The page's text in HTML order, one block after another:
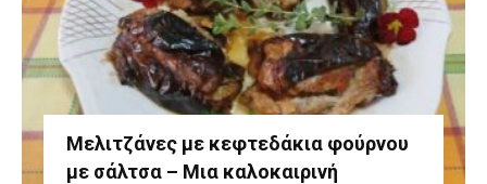
Μελιτζάνες με κεφτεδάκια φούρνου
με σάλτσα – Μια καλοκαιρινή